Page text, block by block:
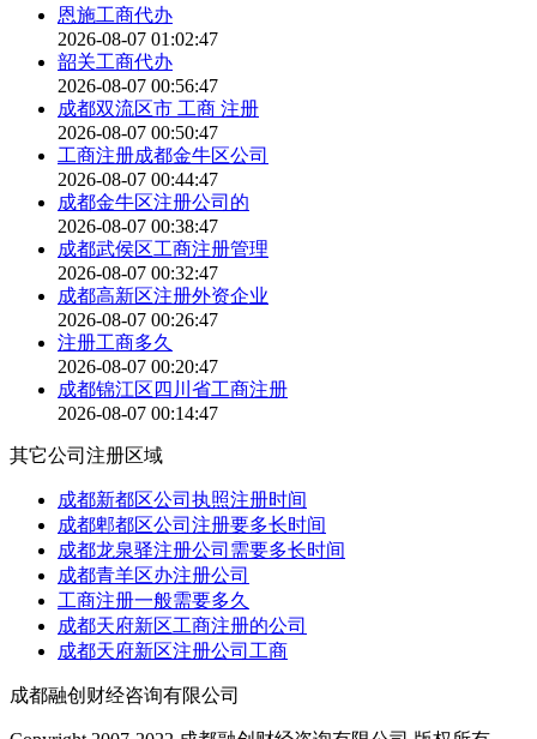
恩施工商代办
2026-08-07 01:02:47
韶关工商代办
2026-08-07 00:56:47
成都双流区市 工商 注册
2026-08-07 00:50:47
工商注册成都金牛区公司
2026-08-07 00:44:47
成都金牛区注册公司的
2026-08-07 00:38:47
成都武侯区工商注册管理
2026-08-07 00:32:47
成都高新区注册外资企业
2026-08-07 00:26:47
注册工商多久
2026-08-07 00:20:47
成都锦江区四川省工商注册
2026-08-07 00:14:47
其它公司注册区域
成都新都区公司执照注册时间
成都郫都区公司注册要多长时间
成都龙泉驿注册公司需要多长时间
成都青羊区办注册公司
工商注册一般需要多久
成都天府新区工商注册的公司
成都天府新区注册公司工商
成都融创财经咨询有限公司